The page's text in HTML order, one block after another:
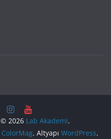
© 2026 Lab Akademi.
ColorMag. Altyapı WordPress.